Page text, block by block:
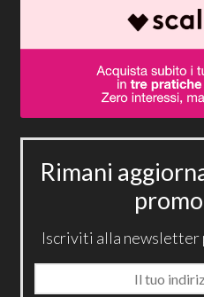
Rimani
Iscriviti alla newsletter